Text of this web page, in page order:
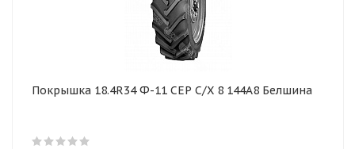
Покрышка 18.4R34 Ф-11 СЕР С/Х 8 144А8 Белшина